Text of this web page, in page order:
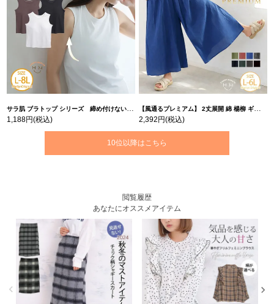
サラ肌 ブラトップ シリーズ 締め付けない リブ タンクトップ | 大きいサイズの通販ならハッピーマリリン
1,188円(税込)
【風通るプレミアム】 2丈展開 綿 楊柳 ギャザー フレア スカンツ 【ウェストゴム】 | 大きいサイズの通販ならハッピーマリリン
2,392円(税込)
10位以降はこちら
閲覧履歴
あなたにオススメアイテム